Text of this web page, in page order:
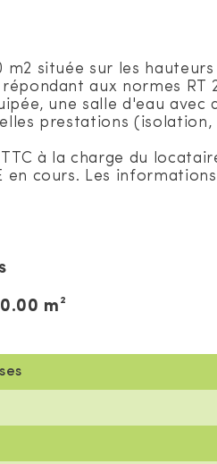
m2 située sur les
aux normes
une salle d'eau
prestations
à la charge du
en cours. Les
m²